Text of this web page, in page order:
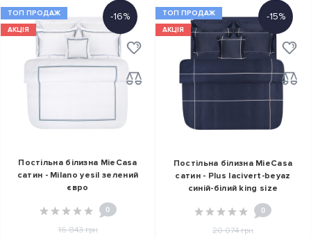
ТОП ПРОДАЖ
АКЦІЯ
-16%
Постільна білизна MieCasa
сатин - Milano yesil зелений
євро
0
16 843 грн
ТОП ПРОДАЖ
АКЦІЯ
-15%
Постільна білизна MieCasa
сатин - Plus lacivert-beyaz
синій-білий king size
0
20 074 грн